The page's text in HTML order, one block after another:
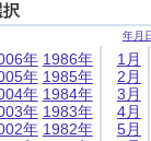
年月
年
年
年
年
年
1986年
1985年
1984年
1983年
1982年
1月
2月
3月
4月
5月